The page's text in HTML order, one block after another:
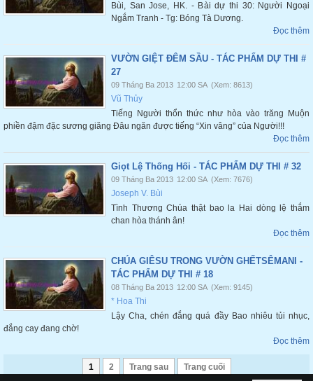
Bùi, San Jose, HK. - Bài dự thi 30: Người Ngoại
Ngắm Tranh - Tg: Bóng Tà Dương.
Đọc thêm
VƯỜN GIỆT ĐÊM SẦU - TÁC PHẨM DỰ THI #
27
09 Tháng Ba 2013 12:00 SA (Xem: 8613)
Vũ Thủy
Tiếng Người thổn thức như hòa vào trăng Muộn
phiền đậm đặc sương giăng Đâu ngăn được tiếng “Xin vâng” của Người!!!
Đọc thêm
Giọt Lệ Thống Hối - TÁC PHẨM DỰ THI # 32
09 Tháng Ba 2013 12:00 SA (Xem: 7676)
Joseph V. Bùi
Tình Thương Chúa thật bao la Hai dòng lệ thắm
chan hòa thánh ân!
Đọc thêm
CHÚA GIÊSU TRONG VƯỜN GHẾTSÊMANI -
TÁC PHẨM DỰ THI # 18
08 Tháng Ba 2013 12:00 SA (Xem: 9145)
* Hoa Thi
Lậy Cha, chén đắng quá đầy Bao nhiêu tủi nhục,
đắng cay đang chờ!
Đọc thêm
1 2 Trang sau Trang cuối